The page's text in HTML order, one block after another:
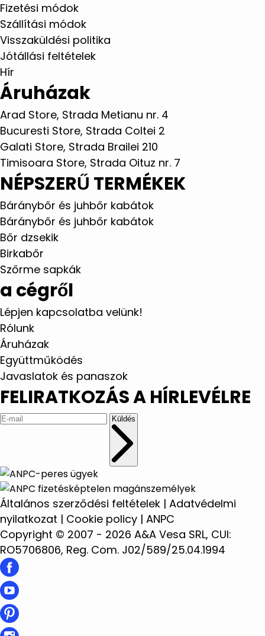
Fizetési módok
Szállítási módok
Visszaküldési politika
Jótállási feltételek
Hír
Áruházak
Arad Store, Strada Metianu nr. 4
Bucuresti Store, Strada Coltei 2
Galati Store, Strada Brailei 210
Timisoara Store, Strada Oituz nr. 7
NÉPSZERŰ TERMÉKEK
Báránybőr és juhbőr kabátok
Báránybőr és juhbőr kabátok
Bőr dzsekik
Birkabőr
Szőrme sapkák
a cégről
Lépjen kapcsolatba velünk!
Rólunk
Áruházak
Együttműködés
Javaslatok és panaszok
FELIRATKOZÁS A HÍRLEVÉLRE
Küldés
Általános szerződési feltételek | Adatvédelmi
nyilatkozat | Cookie policy | ANPC
Copyright © 2007 - 2026 A&A Vesa SRL, CUI:
RO5706806, Reg. Com. J02/589/25.04.1994